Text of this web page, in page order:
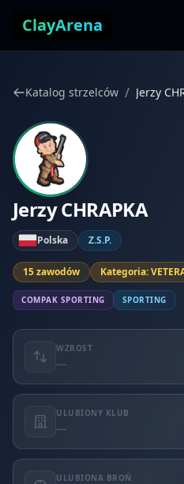
ClayArena
Katalog strzelców / Jerzy
Jerzy CHRAPKA
Polska Z.S.P.
15 zawodów Kategoria:
COMPAK SPORTING SPORTING
WZROST
—
ULUBIONY KLUB
—
ULUBIONA BROŃ